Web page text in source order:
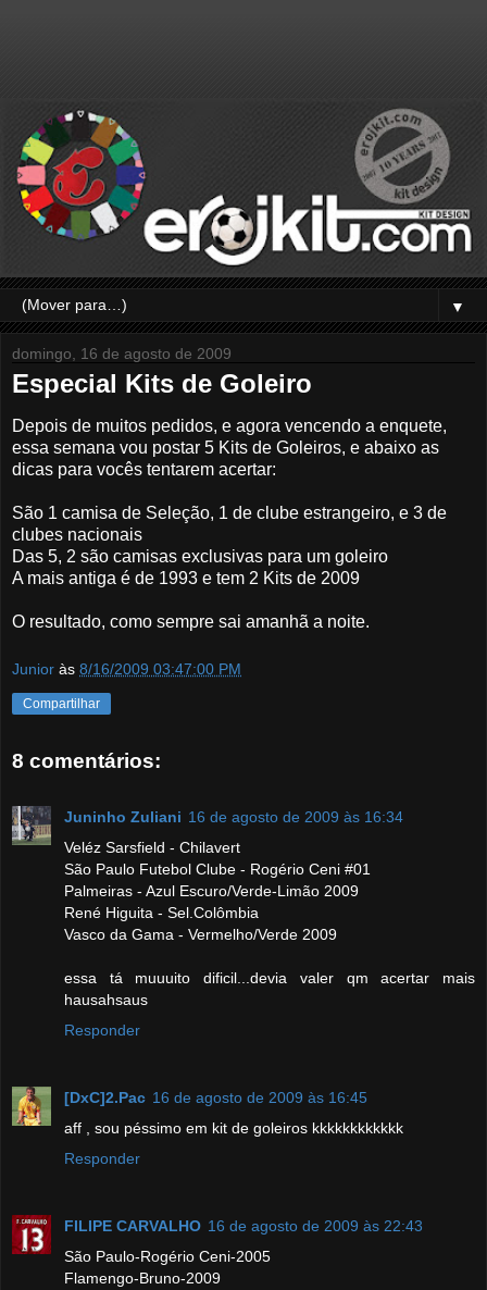
▼
domingo, 16 de agosto de 2009
Especial Kits de Goleiro
Depois de muitos pedidos, e agora vencendo a enquete,
essa semana vou postar 5 Kits de Goleiros, e abaixo as
dicas para vocês tentarem acertar:
São 1 camisa de Seleção, 1 de clube estrangeiro, e 3 de
clubes nacionais
Das 5, 2 são camisas exclusivas para um goleiro
A mais antiga é de 1993 e tem 2 Kits de 2009
O resultado, como sempre sai amanhã a noite.
Junior às 8/16/2009 03:47:00 PM
Compartilhar
8 comentários:
Juninho Zuliani 16 de agosto de 2009 às 16:34
Veléz Sarsfield - Chilavert
São Paulo Futebol Clube - Rogério Ceni #01
Palmeiras - Azul Escuro/Verde-Limão 2009
René Higuita - Sel.Colômbia
Vasco da Gama - Vermelho/Verde 2009
essa tá muuuito dificil...devia valer qm acertar mais
hausahsaus
Responder
[DxC]2.Pac 16 de agosto de 2009 às 16:45
aff , sou péssimo em kit de goleiros kkkkkkkkkkkk
Responder
FILIPE CARVALHO 16 de agosto de 2009 às 22:43
São Paulo-Rogério Ceni-2005
Flamengo-Bruno-2009